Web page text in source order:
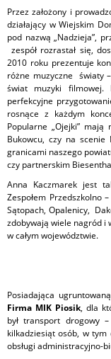
Przez założony i
działający w Wiejskim
pod nazwą „Nadzieja”,
zespół rozrastał się,
2010 roku prezentuje
różne muzyczne światy
świat muzyki filmowej.
perfekcyjne
rosnące z każdym
Popularne „Ojejki”
Bukowcu, czy na
granicami naszego
czy partnerskim
Anna Kaczmarek jest
Zespołem Przedszkolno
Sątopach, Opalenicy,
zdobywają wiele nagród i
w całym województwie.
Posiadająca
Firma MIK Piosik, dla
był transport drogowy
kilkadziesiąt osób, w
obsługi administracyjno-